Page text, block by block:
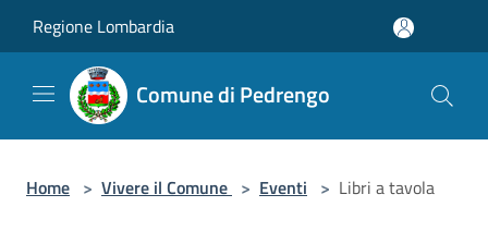
Regione Lombardia
Comune di Pedrengo
Home > Vivere il Comune > Eventi > Libri a tavola